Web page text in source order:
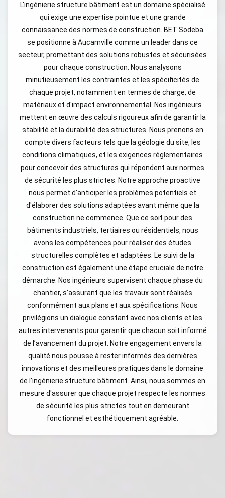
L'ingénierie structure bâtiment est un domaine spécialisé
qui exige une expertise pointue et une grande
connaissance des normes de construction. BET Sodeba
se positionne à Aucamville comme un leader dans ce
secteur, promettant des solutions robustes et sécurisées
pour chaque construction. Nous analysons
minutieusement les contraintes et les spécificités de
chaque projet, notamment en termes de charge, de
matériaux et d'impact environnemental. Nos ingénieurs
mettent en œuvre des calculs rigoureux afin de garantir la
stabilité et la durabilité des structures. Nous prenons en
compte divers facteurs tels que la géologie du site, les
conditions climatiques, et les exigences réglementaires
pour concevoir des structures qui répondent aux normes
de sécurité les plus strictes. Notre approche proactive
nous permet d'anticiper les problèmes potentiels et
d'élaborer des solutions adaptées avant même que la
construction ne commence. Que ce soit pour des
bâtiments industriels, tertiaires ou résidentiels, nous
avons les compétences pour réaliser des études
structurelles complètes et adaptées. Le suivi de la
construction est également une étape cruciale de notre
démarche. Nos ingénieurs supervisent chaque phase du
chantier, s'assurant que les travaux sont réalisés
conformément aux plans et aux spécifications. Nous
privilégions un dialogue constant avec nos clients et les
autres intervenants pour garantir que chacun soit informé
de l’avancement du projet. Notre engagement envers la
qualité nous pousse à rester informés des dernières
innovations et des meilleures pratiques dans le domaine
de l'ingénierie structure bâtiment. Ainsi, nous sommes en
mesure d'assurer que chaque projet respecte les normes
de sécurité les plus strictes tout en demeurant
fonctionnel et esthétiquement agréable.